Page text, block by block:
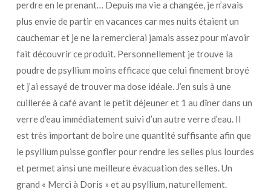
perdre en le prenant… Depuis ma vie a changée, je n’avais
plus envie de partir en vacances car mes nuits étaient un
cauchemar et je ne la remercierai jamais assez pour m’avoir
fait découvrir ce produit. Personnellement je trouve la
poudre de psyllium moins efficace que celui finement broyé
et j’ai essayé de trouver ma dose idéale. J’en suis à une
cuillerée à café avant le petit déjeuner et 1 au dîner dans un
verre d’eau immédiatement suivi d’un autre verre d’eau. Il
est très important de boire une quantité suffisante afin que
le psyllium puisse gonfler pour rendre les selles plus lourdes
et permet ainsi une meilleure évacuation des selles. Un
grand « Merci à Doris » et au psyllium, naturellement.